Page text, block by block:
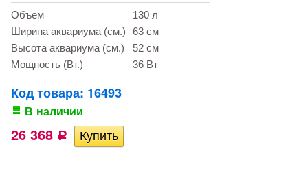
Объем
130 л
Ширина аквариума (см.)
63 см
Высота аквариума (см.)
52 см
Мощность (Вт.)
36 Вт
Код товара: 16493
В наличии
26 368 Р